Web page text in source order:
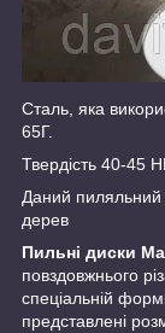
Сталь, яка
65Г.
Твердість 40-45
Даний
дерев
Пильні диски
повздовжнього
спеціальній
представлені